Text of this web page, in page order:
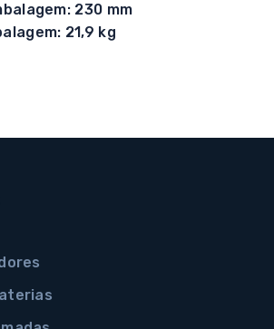
230 mm
21,9 kg